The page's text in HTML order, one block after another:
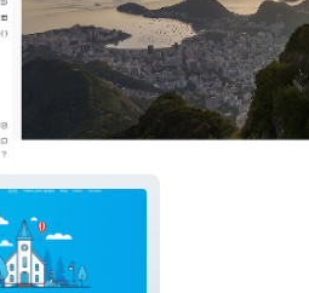
Aly da Costa